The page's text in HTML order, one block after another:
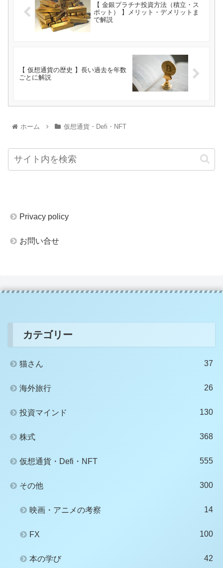
【 金銀プラチナ投資方法（積立・ス
ポット） 】メリット・デメリットま
で解説
【 仮想通貨の歴史 】長い過去を年数
ごとに解説
ホーム 仮想通貨・Defi・NFT
Privacy policy
お問い合せ
カテゴリー
猫さん 37
海外旅行 26
投資マインド 130
株式 368
仮想通貨・Defi・NFT 555
その他 300
映画・アニメの考察 14
FX 100
本の学び 42